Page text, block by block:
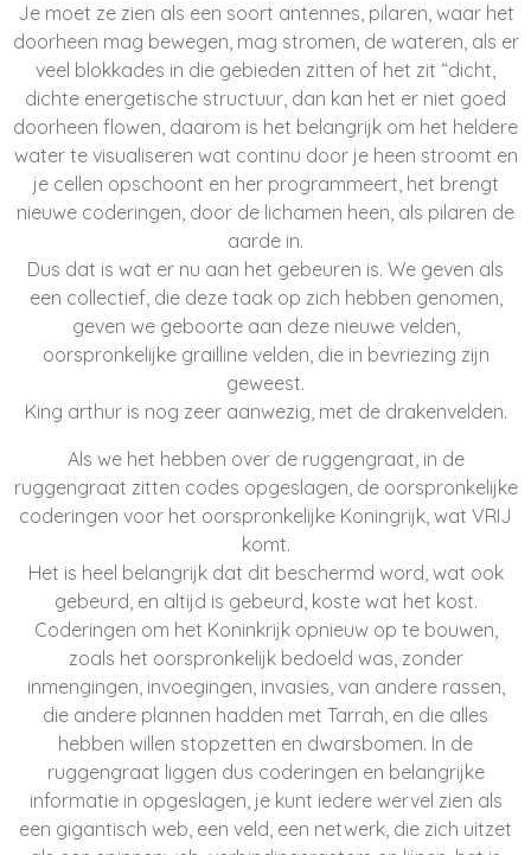
Je moet ze zien als een soort antennes, pilaren, waar het
doorheen mag bewegen, mag stromen, de wateren, als er
veel blokkades in die gebieden zitten of het zit “dicht,
dichte energetische structuur, dan kan het er niet goed
doorheen flowen, daarom is het belangrijk om het heldere
water te visualiseren wat continu door je heen stroomt en
je cellen opschoont en her programmeert, het brengt
nieuwe coderingen, door de lichamen heen, als pilaren de
aarde in.
Dus dat is wat er nu aan het gebeuren is. We geven als
een collectief, die deze taak op zich hebben genomen,
geven we geboorte aan deze nieuwe velden,
oorspronkelijke grailline velden, die in bevriezing zijn
geweest.
King arthur is nog zeer aanwezig, met de drakenvelden.
Als we het hebben over de ruggengraat, in de
ruggengraat zitten codes opgeslagen, de oorspronkelijke
coderingen voor het oorspronkelijke Koningrijk, wat VRIJ
komt.
Het is heel belangrijk dat dit beschermd word, wat ook
gebeurd, en altijd is gebeurd, koste wat het kost.
Coderingen om het Koninkrijk opnieuw op te bouwen,
zoals het oorspronkelijk bedoeld was, zonder
inmengingen, invoegingen, invasies, van andere rassen,
die andere plannen hadden met Tarrah, en die alles
hebben willen stopzetten en dwarsbomen. In de
ruggengraat liggen dus coderingen en belangrijke
informatie in opgeslagen, je kunt iedere wervel zien als
een gigantisch web, een veld, een netwerk, die zich uitzet